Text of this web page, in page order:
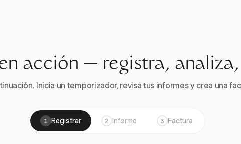
acción — registra,
Inicia un temporizador, revisa tus informes y crea una
1 Registrar 2 Informe 3 Factura